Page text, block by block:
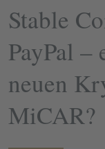
Stable
PayPal –
neuen
MiCAR?